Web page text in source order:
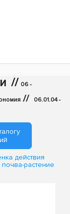
// 06 -
// 06.01.04 -
действия
растение